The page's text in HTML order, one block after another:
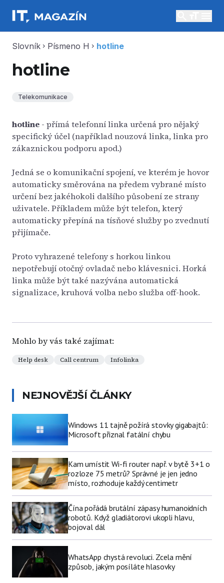
Slovník chevron_right Písmeno H chevron_right hotline
hotline
Telekomunikace
hotline - přímá telefonní linka určená pro nějaký
specifický účel (například nouzová linka, linka pro
zákaznickou podporu apod.)
Jedná se o komunikační spojení, ve kterém je hovor
automaticky směrována na předem vybrané místo
určení bez jakéhokoli dalšího působení ze strany
uživatele. Příkladem může být telefon, který
automaticky přepíná na tísňové služby po zvednutí
přijímače.
Proto vyhrazené telefony s horkou linkou
nepotřebují otočný ovladač nebo klávesnici. Horká
linka může být také nazývána automatická
signalizace, kruhová volba nebo služba off-hook.
Mohlo by vás také zajímat:
Help desk Call centrum Infolinka
NEJNOVĚJŠÍ ČLÁNKY
Windows 11 tajně požírá stovky gigabajtů:
Microsoft přiznal fatální chybu
Kam umístit Wi-fi router např. v bytě 3+1 o
rozloze 75 metrů? Správné je jen jedno
místo, rozhoduje každý centimetr
Čína pořádá brutální zápasy humanoidních
robotů. Když gladiátorovi ukopli hlavu,
bojoval dál
WhatsApp chystá revoluci. Zcela mění
způsob, jakým posíláte hlasovky